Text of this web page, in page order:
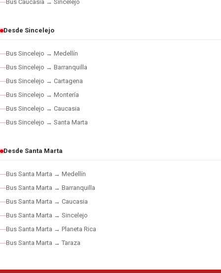
Bus Caucasia → Sincelejo
Desde Sincelejo
Bus Sincelejo → Medellín
Bus Sincelejo → Barranquilla
Bus Sincelejo → Cartagena
Bus Sincelejo → Montería
Bus Sincelejo → Caucasia
Bus Sincelejo → Santa Marta
Desde Santa Marta
Bus Santa Marta → Medellín
Bus Santa Marta → Barranquilla
Bus Santa Marta → Caucasia
Bus Santa Marta → Sincelejo
Bus Santa Marta → Planeta Rica
Bus Santa Marta → Taraza